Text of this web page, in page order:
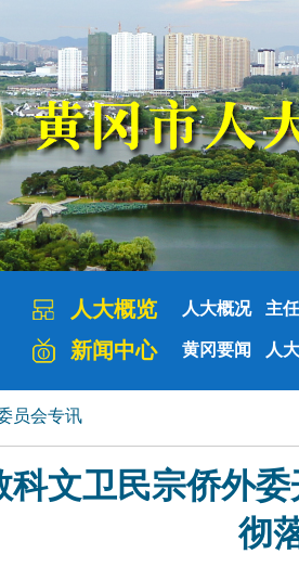
人大概览 人大概况 主
新闻中心 黄冈要闻 人
员会专讯
科文卫民宗侨外
彻